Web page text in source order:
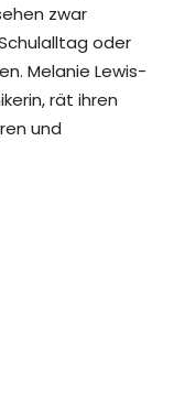
zwar
oder
Melanie Lewis-
rät ihren
und